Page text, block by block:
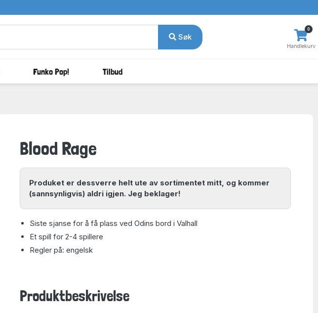
Søk
Handlekurv
0
Funko Pop! Tilbud
Blood Rage
Produket er dessverre helt ute av sortimentet mitt, og kommer
(sannsynligvis) aldri igjen. Jeg beklager!
Siste sjanse for å få plass ved Odins bord i Valhall
Et spill for 2-4 spillere
Regler på: engelsk
Produktbeskrivelse